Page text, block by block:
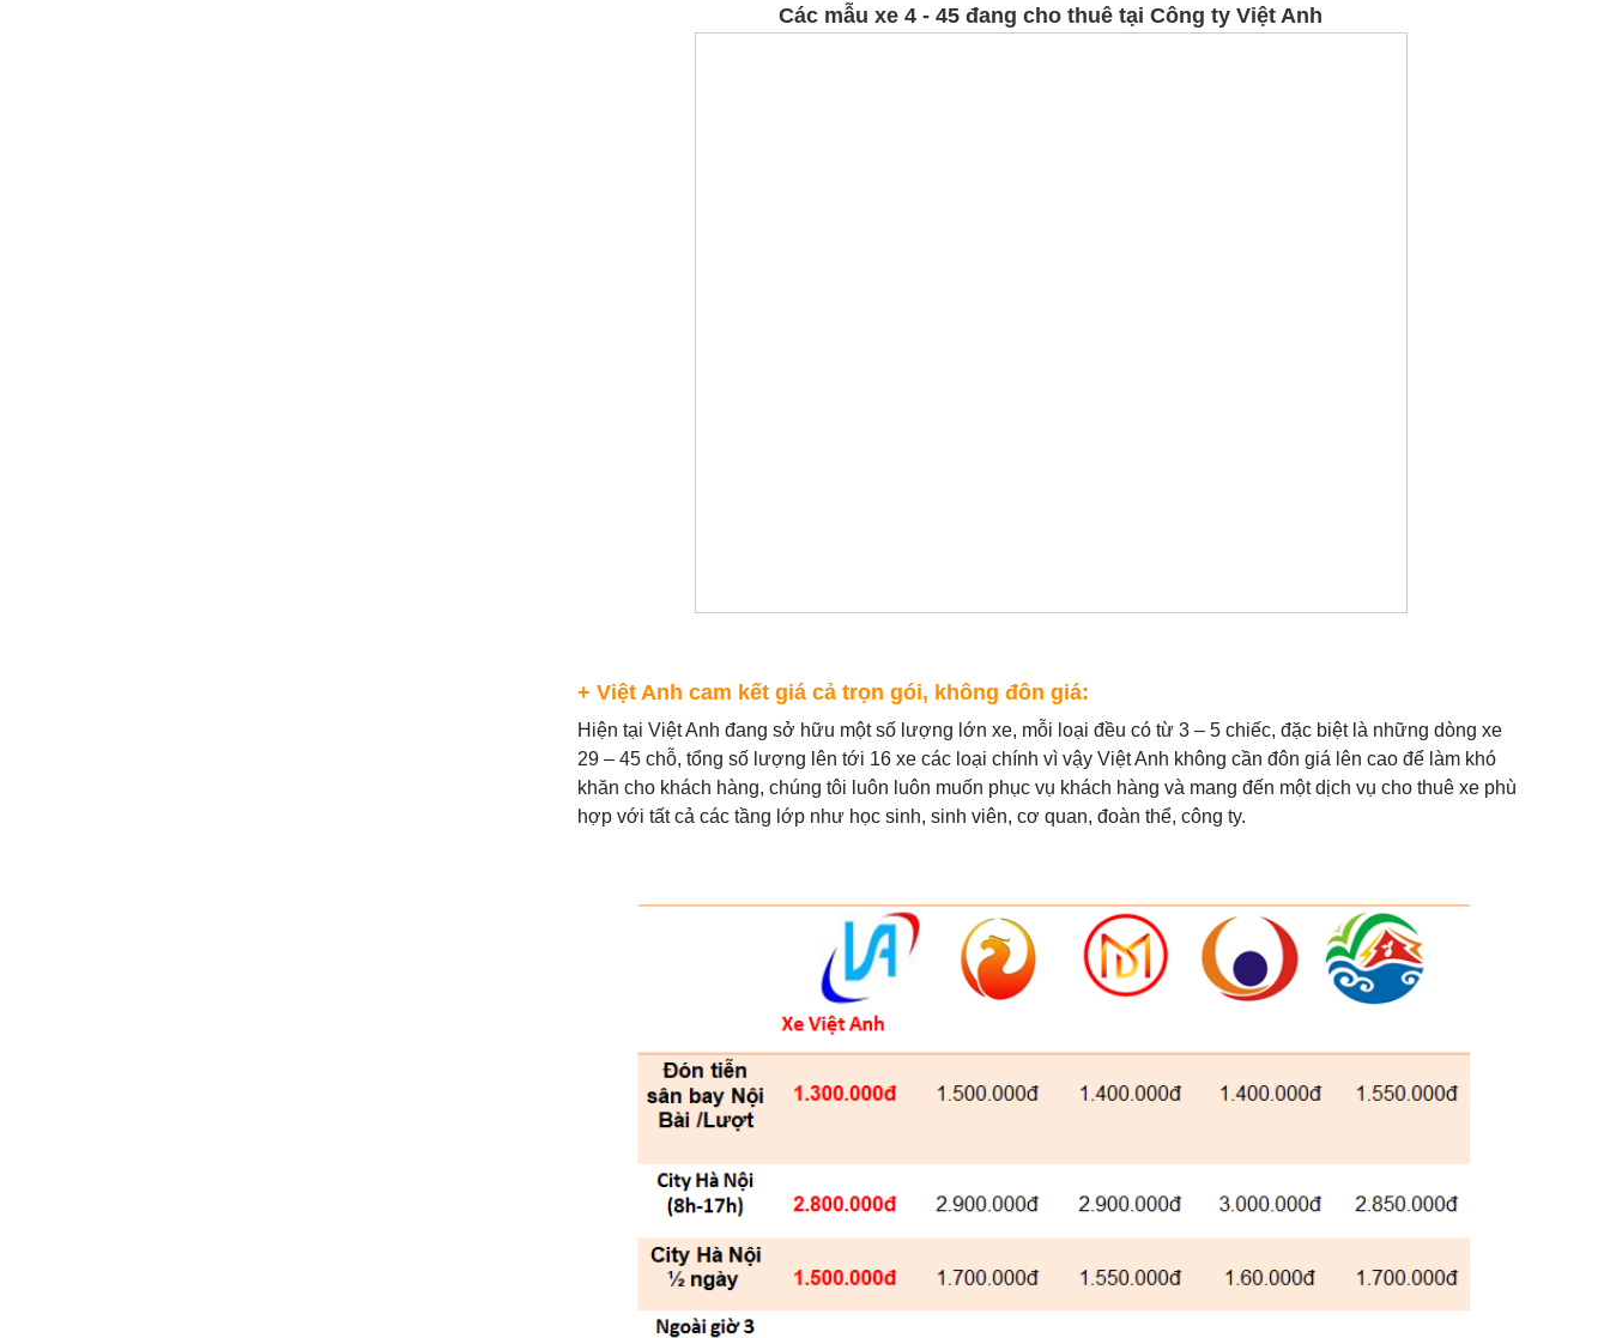
Các mẫu xe 4 - 45 đang cho thuê tại Công ty Việt Anh
+ Việt Anh cam kết giá cả trọn gói, không đôn giá:
Hiện tại Việt Anh đang sở hữu một số lượng lớn xe, mỗi loại đều có từ 3 – 5 chiếc, đặc biệt là những dòng xe
29 – 45 chỗ, tổng số lượng lên tới 16 xe các loại chính vì vậy Việt Anh không cần đôn giá lên cao để làm khó
khăn cho khách hàng, chúng tôi luôn luôn muốn phục vụ khách hàng và mang đến một dịch vụ cho thuê xe phù
hợp với tất cả các tầng lớp như học sinh, sinh viên, cơ quan, đoàn thể, công ty.